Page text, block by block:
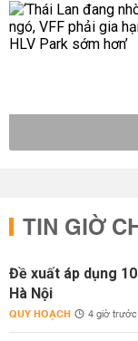
TIN GIỜ
Đề xuất áp dụng
Hà Nội
QUY HOẠCH 4 giờ trước